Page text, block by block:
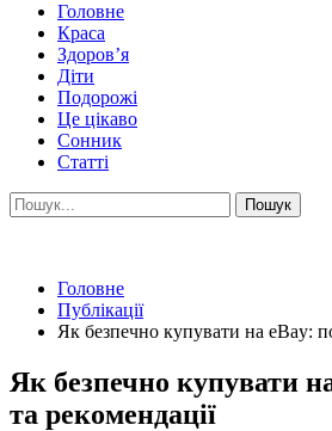
Головне
Краса
Здоров’я
Діти
Подорожі
Це цікаво
Сонник
Статті
Головне
Публікації
Як безпечно купувати на eBay:
Як безпечно купувати
та рекомендації